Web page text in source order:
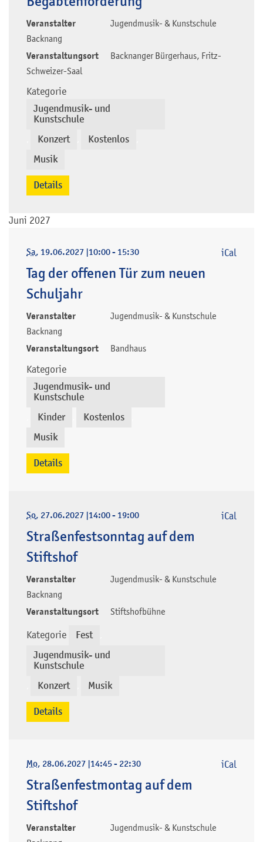
Veranstalter
Jugendmusik- & Kunstschule
Backnang
Veranstaltungsort
Backnanger Bürgerhaus, Fritz-
Schweizer-Saal
Kategorie
Jugendmusik- und
Kunstschule
Konzert Kostenlos
Musik
Details
Juni 2027
Sa, 19.06.2027 |10:00 - 15:30
Tag der offenen Tür zum neuen
Schuljahr
Veranstalter
Jugendmusik- & Kunstschule
Backnang
Veranstaltungsort Bandhaus
Kategorie
Jugendmusik- und
Kunstschule
Kinder Kostenlos
Musik
iCal
Details
So, 27.06.2027 |14:00 - 19:00
Straßenfestsonntag auf dem
Stiftshof
Veranstalter
Jugendmusik- & Kunstschule
Backnang
Veranstaltungsort Stiftshofbühne
Kategorie Fest
Jugendmusik- und
Kunstschule
Konzert Musik
iCal
Details
Mo, 28.06.2027 |14:45 - 22:30
Straßenfestmontag auf dem
Stiftshof
Veranstalter
Jugendmusik- & Kunstschule
iCal